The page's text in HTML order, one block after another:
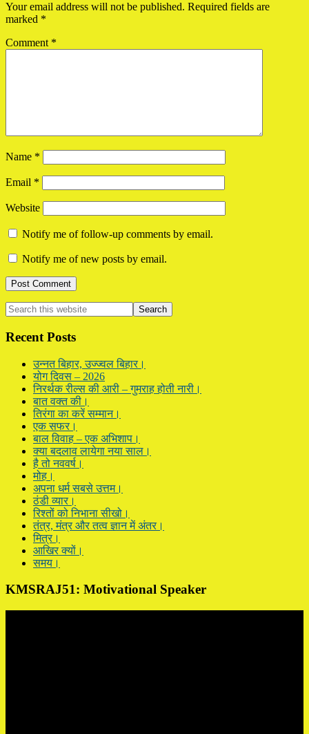
Your email address will not be published. Required fields are
marked *
Comment *
Name *
Email *
Website
Notify me of follow-up comments by email.
Notify me of new posts by email.
Primary
Sidebar
Search
this
website
Recent Posts
उन्नत बिहार, उज्ज्वल बिहार।
योग दिवस – 2026
निरर्थक रील्स की आरी – गुमराह होती नारी।
बात वक्त की।
तिरंगा का करें सम्मान।
एक सफर।
बाल विवाह – एक अभिशाप।
क्या बदलाव लायेगा नया साल।
है तो नववर्ष।
मोह।
अपना धर्म सबसे उत्तम।
ठंडी व्यार।
रिश्तों को निभाना सीखो।
तंत्र, मंत्र और तत्व ज्ञान में अंतर।
मित्र।
आखिर क्यों।
समय।
KMSRAJ51: Motivational Speaker